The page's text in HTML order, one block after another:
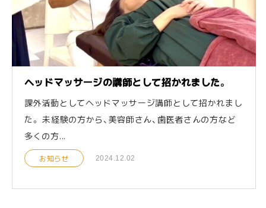
ヘッドマッサージの講師として招かれました。
課外活動としてヘッドマッサージ講師として招かれまし
た。 未経験の方から、美容師さん、歯医者さんの方など
多くの方...
お知らせ 2024.12.02